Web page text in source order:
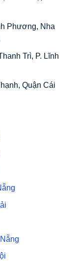
Phương, Nha
Trì, P. Lĩnh
Quận Cái